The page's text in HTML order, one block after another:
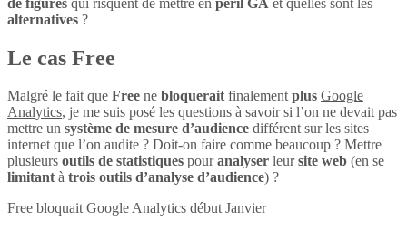
alternatives ?
Le cas Free
Malgré le fait que Free ne bloqueraitfinalementplus Google
Analytics, je me suis posé les questions à savoir si l’on ne devait pas
mettre un système de mesure d’audience différent sur les sites
internet que l’on audite ? Doit-on faire comme beaucoup ? Mettre
plusieurs outils de statistiques pouranalyser leursite web (en se
limitantà trois outils d’analyse d’audience) ?
Free bloquait Google Analytics début Janvier